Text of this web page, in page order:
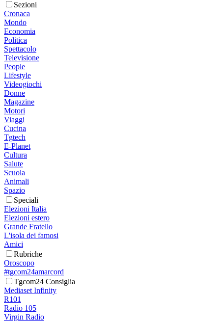
Sezioni
Cronaca
Mondo
Economia
Politica
Spettacolo
Televisione
People
Lifestyle
Videogiochi
Donne
Magazine
Motori
Viaggi
Cucina
Tgtech
E-Planet
Cultura
Salute
Scuola
Animali
Spazio
Speciali
Elezioni Italia
Elezioni estero
Grande Fratello
L'isola dei famosi
Amici
Rubriche
Oroscopo
#tgcom24amarcord
Tgcom24 Consiglia
Mediaset Infinity
R101
Radio 105
Virgin Radio